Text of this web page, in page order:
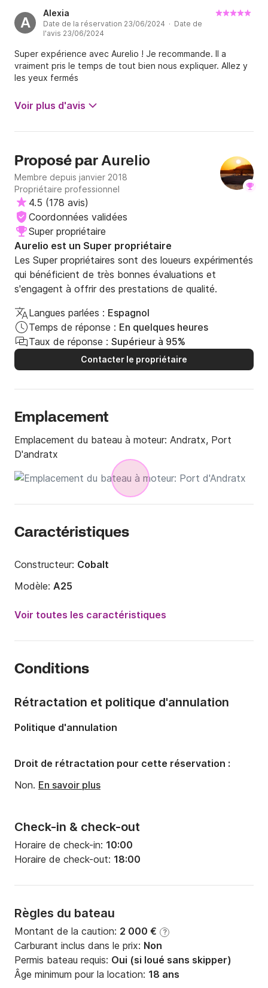
A
Alexia
Date de la réservation 23/06/2024 · Date de
l'avis 23/06/2024
Super expérience avec Aurelio ! Je recommande. Il a
vraiment pris le temps de tout bien nous expliquer. Allez y
les yeux fermés
Voir plus d'avis
Proposé parAurelio
Membre depuis janvier 2018
Propriétaire professionnel
4.5 (178 avis)
Coordonnées validées
Super propriétaire
Aurelio est un Super propriétaire
Les Super propriétaires sont des loueurs expérimentés
qui bénéficient de très bonnes évaluations et
s'engagent à offrir des prestations de qualité.
Langues parlées : Espagnol
Temps de réponse : En quelques heures
Taux de réponse : Supérieur à 95%
Contacter le propriétaire
Emplacement
Emplacement du bateau à moteur: Andratx, Port
D'andratx
Caractéristiques
Constructeur: Cobalt
Modèle: A25
Puissance moteur:
300cv
Capacité à bord:
Voir toutes les caractéristiques
Conditions
Check-in & check-out
Horaire de check-in: 10:00
Horaire de check-out: 18:00
Règles du bateau
Montant de la caution: 2 000 € ?
Carburant inclus dans le prix: Non
Permis bateau requis: Oui (si loué sans skipper)
Âge minimum pour la location: 18 ans
Rétractation et politique d'annulation
Politique d'annulation
Droit de rétractation pour cette réservation :
Non. En savoir plus